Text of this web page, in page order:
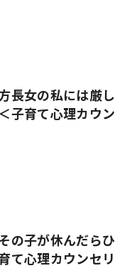
長女の私には厳
子育て心理カウ
の子が休んだら
て心理カウンセ